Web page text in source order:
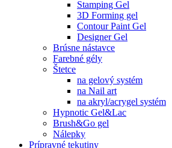
Stamping Gel
3D Forming gel
Contour Paint Gel
Designer Gel
Brúsne nástavce
Farebné gély
Štetce
na gelový systém
na Nail art
na akryl/acrygel systém
Hypnotic Gel&Lac
Brush&Go gel
Nálepky
Prípravné tekutiny